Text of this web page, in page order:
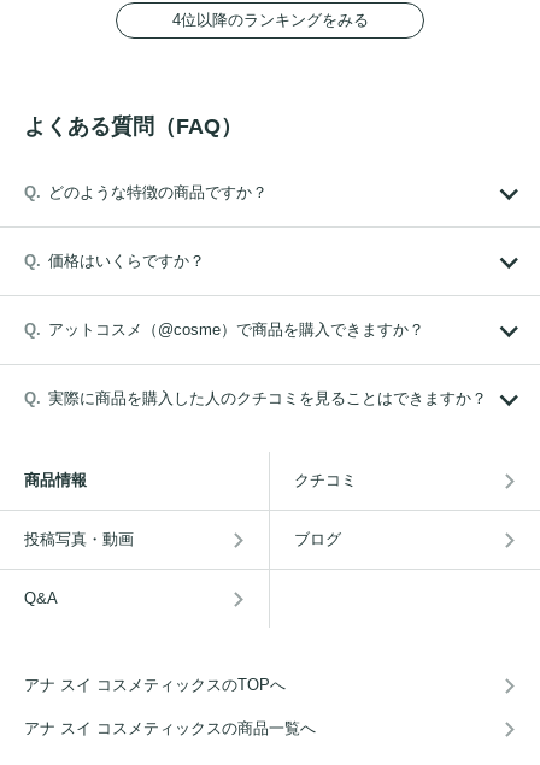
4位以降のランキングをみる
よくある質問（FAQ）
どのような特徴の商品ですか？
価格はいくらですか？
アットコスメ（@cosme）で商品を購入できますか？
実際に商品を購入した人のクチコミを見ることはできますか？
商品情報 クチコミ
投稿写真・動画 ブログ
Q&A
アナ スイ コスメティックスのTOPへ
アナ スイ コスメティックスの商品一覧へ